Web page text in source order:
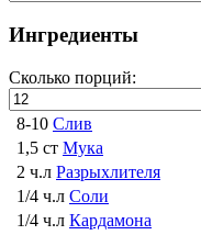
Ингредиенты
Сколько порций:
8-10 Слив
1,5 ст Мука
2 ч.л Разрыхлителя
1/4 ч.л Соли
1/4 ч.л Кардамона